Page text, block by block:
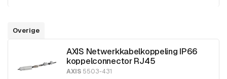
Overige
AXIS Netwerkkabelkoppeling IP66
koppelconnector RJ45
AXIS 5503-431